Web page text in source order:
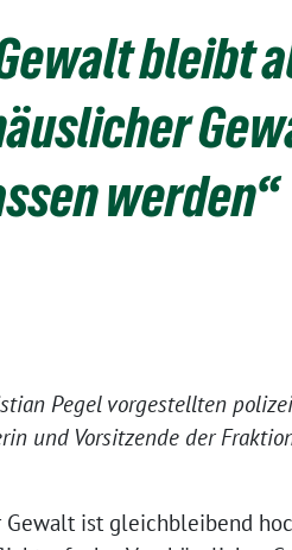
bleibt
werden“
Pegel vorgestellten
und Vorsitzende der
ist gleichbleibend